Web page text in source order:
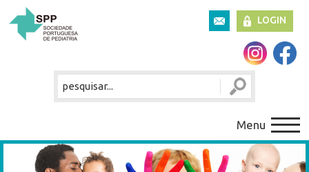
LOGIN
Menu